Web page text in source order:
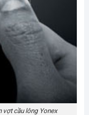
vợt cầu lông Yonex